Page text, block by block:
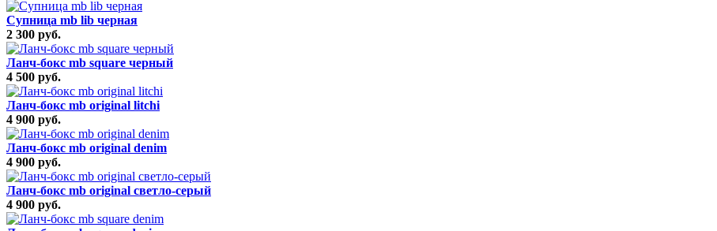
Супница mb lib черная
2 300 руб.
Ланч-бокс mb square черный
4 500 руб.
Ланч-бокс mb original litchi
4 900 руб.
Ланч-бокс mb original denim
4 900 руб.
Ланч-бокс mb original светло-серый
4 900 руб.